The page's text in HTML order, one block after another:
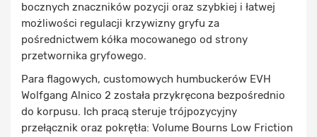
bocznych znaczników pozycji oraz szybkiej i łatwej
możliwości regulacji krzywizny gryfu za
pośrednictwem kółka mocowanego od strony
przetwornika gryfowego.
Para flagowych, customowych humbuckerów EVH
Wolfgang Alnico 2 została przykręcona bezpośrednio
do korpusu. Ich pracą steruje trójpozycyjny
przełącznik oraz pokrętła: Volume Bourns Low Friction